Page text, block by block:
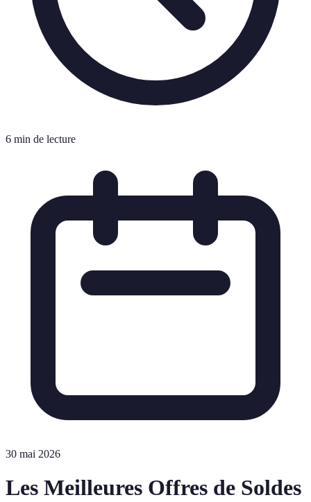
6 min de lecture
30 mai 2026
Les Meilleures Offres de Soldes